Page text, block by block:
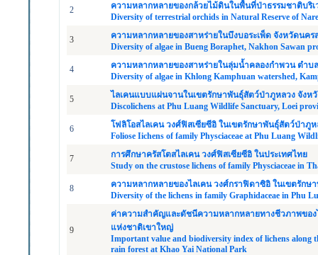
2
ความหลากหลายของกล้วยไม้ดินในพื้นที่ป่าธรรมชาติบริเ
Diversity of terrestrial orchids in Natural Reserve of
3
ความหลากหลายของสาหร่ายในบึงบอระเพ็ด จังหวัดนคร
Diversity of algae in Bueng Boraphet, Nakhon Sawan
4
ความหลากหลายของสาหร่ายในลุ่มน้ำคลองกำพวน ตำบ
Diversity of algae in Khlong Kamphuan watershed,
5
ไลเคนแบบแผ่นจานในเขตรักษาพันธุ์สัตว์ป่าภูหลวง จังหวั
Discolichens at Phu Luang Wildlife Sanctuary, Loei
6
โฟลิโอสไลเคน วงศ์ฟิสเซียซีอิ ในเขตรักษาพันธุ์สัตว์ป่าภูห
Foliose Iichens of family Physciaceae at Phu Luang
7
การศึกษาครัสโตสไลเคน วงศ์ฟิสเซียซีอิ ในประเทศไทย
Study on the crustose lichens of family Physciaceae in
8
ความหลากหลายของไลเคน วงศ์กราฟิดาซิอิ ในเขตรักษ
Diversity of the lichens in family Graphidaceae in Phu
9
ค่าความสำคัญและดัชนีความหลากหลายทางชีวภาพขอ
แห่งชาติเขาใหญ่
Important value and biodiversity index of lichens along
rain forest at Khao Yai National Park